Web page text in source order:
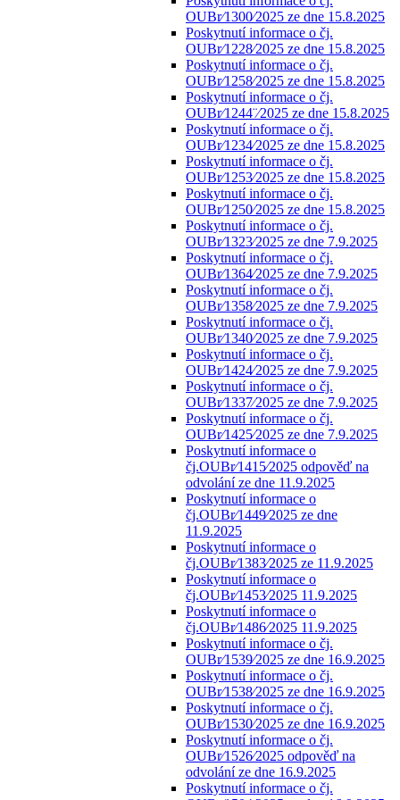
OUBr⁄1300⁄2025 ze dne 15.8.2025
Poskytnutí informace o čj.
OUBr⁄1228⁄2025 ze dne 15.8.2025
Poskytnutí informace o čj.
OUBr⁄1258⁄2025 ze dne 15.8.2025
Poskytnutí informace o čj.
OUBr⁄1244¨⁄2025 ze dne 15.8.2025
Poskytnutí informace o čj.
OUBr⁄1234⁄2025 ze dne 15.8.2025
Poskytnutí informace o čj.
OUBr⁄1253⁄2025 ze dne 15.8.2025
Poskytnutí informace o čj.
OUBr⁄1250⁄2025 ze dne 15.8.2025
Poskytnutí informace o čj.
OUBr⁄1323⁄2025 ze dne 7.9.2025
Poskytnutí informace o čj.
OUBr⁄1364⁄2025 ze dne 7.9.2025
Poskytnutí informace o čj.
OUBr⁄1358⁄2025 ze dne 7.9.2025
Poskytnutí informace o čj.
OUBr⁄1340⁄2025 ze dne 7.9.2025
Poskytnutí informace o čj.
OUBr⁄1424⁄2025 ze dne 7.9.2025
Poskytnutí informace o čj.
OUBr⁄1337⁄2025 ze dne 7.9.2025
Poskytnutí informace o čj.
OUBr⁄1425⁄2025 ze dne 7.9.2025
Poskytnutí informace o
čj.OUBr⁄1415⁄2025 odpověď na
odvolání ze dne 11.9.2025
Poskytnutí informace o
čj.OUBr⁄1449⁄2025 ze dne
11.9.2025
Poskytnutí informace o
čj.OUBr⁄1383⁄2025 ze 11.9.2025
Poskytnutí informace o
čj.OUBr⁄1453⁄2025 11.9.2025
Poskytnutí informace o
čj.OUBr⁄1486⁄2025 11.9.2025
Poskytnutí informace o čj.
OUBr⁄1539⁄2025 ze dne 16.9.2025
Poskytnutí informace o čj.
OUBr⁄1538⁄2025 ze dne 16.9.2025
Poskytnutí informace o čj.
OUBr⁄1530⁄2025 ze dne 16.9.2025
Poskytnutí informace o čj.
OUBr⁄1526⁄2025 odpověď na
odvolání ze dne 16.9.2025
Poskytnutí informace o čj.